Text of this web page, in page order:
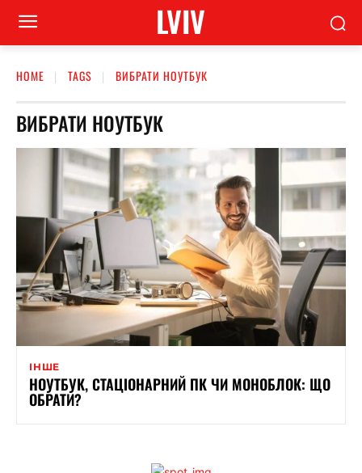
LVIV
HOME TAGS ВИБРАТИ НОУТБУК
ВИБРАТИ НОУТБУК
ІНШЕ
НОУТБУК, СТАЦІОНАРНИЙ ПК ЧИ МОНОБЛОК: ЩО
ОБРАТИ?